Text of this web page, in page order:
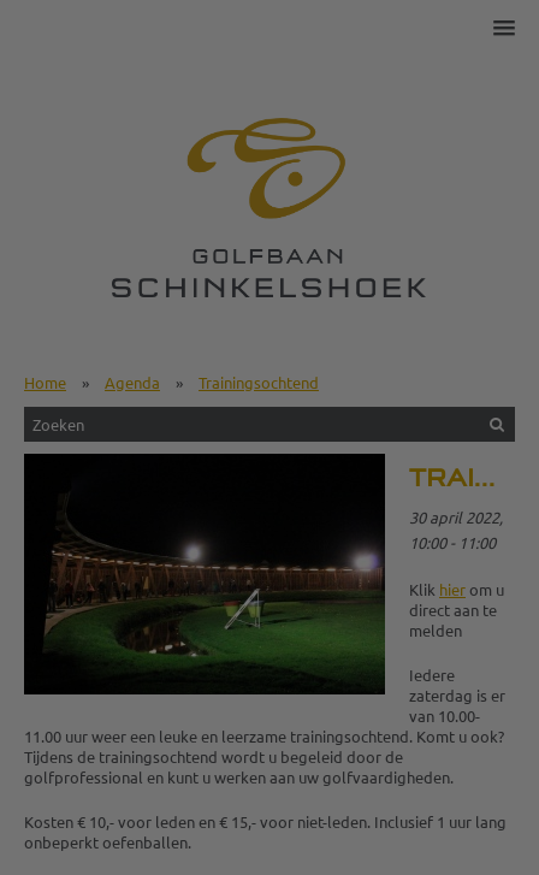
Home » Agenda » Trainingsochtend
TRAININGSOCHTEND
30 april 2022,
10:00 - 11:00
Klik hierom u
direct aan te
melden
Iedere
zaterdag is er
van 10.00-
11.00 uur weer een leuke en leerzame trainingsochtend. Komt u ook?
Tijdens de trainingsochtend wordt u begeleid door de
golfprofessional en kunt u werken aan uw golfvaardigheden.
Kosten € 10,- voor leden en € 15,- voor niet-leden. Inclusief 1 uur lang
onbeperkt oefenballen.